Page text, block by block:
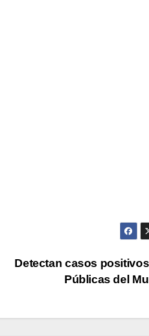
Detectan casos
Públicas del